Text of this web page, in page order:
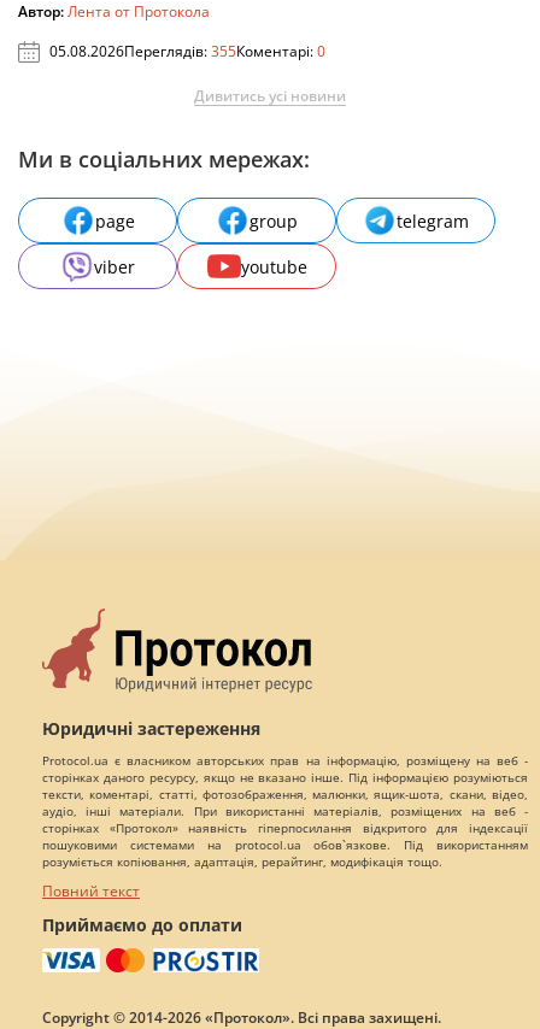
Автор:Лента от Протокола
05.08.2026Переглядів:355Коментарі:0
Дивитись усі новини
Ми в соціальних мережах:
page group
telegram
viber
youtube
Юридичні застереження
Protocol.ua є власником авторських прав на інформацію, розміщену на веб -
сторінках даного ресурсу, якщо не вказано інше. Під інформацією розуміються
тексти, коментарі, статті, фотозображення, малюнки, ящик-шота, скани, відео,
аудіо, інші матеріали. При використанні матеріалів, розміщених на веб -
сторінках «Протокол» наявність гіперпосилання відкритого для індексації
пошуковими системами на protocol.ua обов`язкове. Під використанням
розуміється копіювання, адаптація, рерайтинг, модифікація тощо.
Повний текст
Приймаємо до оплати
Copyright © 2014-2026 «Протокол». Всі права захищені.